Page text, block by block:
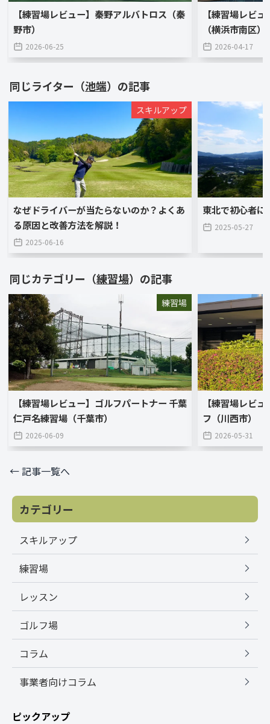
【練習場レビュー】秦野アルバトロス（秦
野市）
2026-06-25
【練習場レビ
（横浜市南区）
2026-04-17
同じライター（池端）の記事
スキルアップ
なぜドライバーが当たらないのか？よくあ
る原因と改善方法を解説！
2025-06-16
東北で初心者
2025-05-27
同じカテゴリー（練習場）の記事
練習場
【練習場レビュー】ゴルフパートナー 千葉
仁戸名練習場（千葉市）
2026-06-09
【練習場レビ
フ（川西市）
2026-05-31
← 記事一覧へ
カテゴリー
スキルアップ
練習場
レッスン
ゴルフ場
コラム
事業者向けコラム
ピックアップ